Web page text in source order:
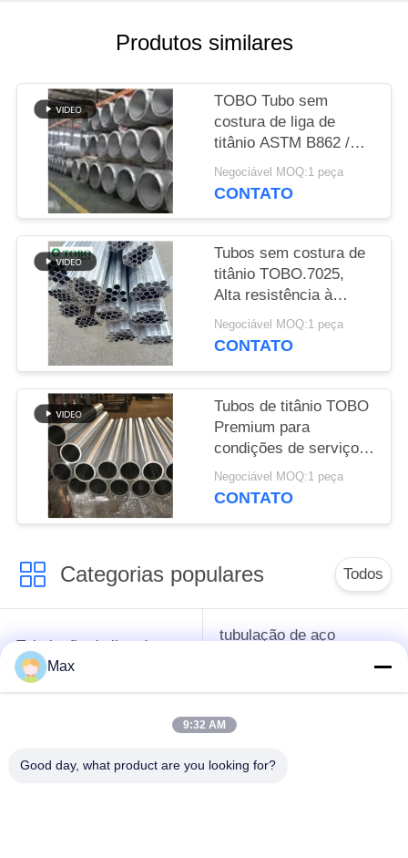
PRIVACY
POLICY
Produtos similares
TOBO Tubo sem
costura de liga de
titânio ASTM B862 /
DIN 3.7025, Alta
resistência à corrosão
Negociável MOQ:1 peça
CONTATO
Tubos sem costura de
titânio TOBO.7025,
Alta resistência à
corrosão e durável
Negociável MOQ:1 peça
CONTATO
Tubos de titânio TOBO
Premium para
condições de serviço
extremas (ASTM B862
/ DIN 3.7025)
Negociável MOQ:1 peça
CONTATO
Categorias populares Todos
Tubulação da liga de
níquel
tubulação de aço
tubulação de aço
Max
9:32 AM
Good day, what product are you looking for?